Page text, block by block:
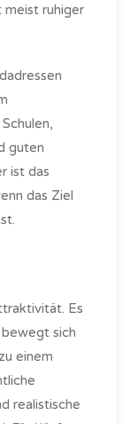
ruhiger
guten
ist das
das Ziel
Es
sich
einem
realistische